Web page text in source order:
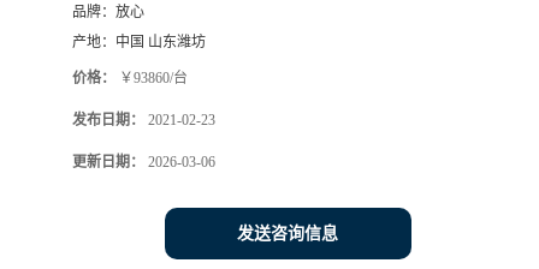
品牌： 放心
产地： 中国 山东潍坊
价格： ￥93860/台
发布日期： 2021-02-23
更新日期： 2026-03-06
发送咨询信息